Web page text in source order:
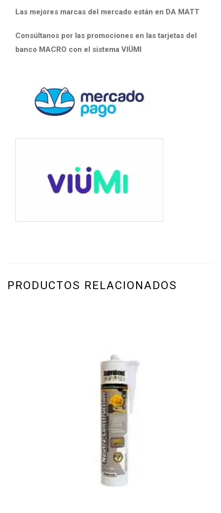
Las mejores marcas del mercado están en DA MATT
Consúltanos por las promociones en las tarjetas del
banco MACRO con el sistema VIÜMI
PRODUCTOS RELACIONADOS